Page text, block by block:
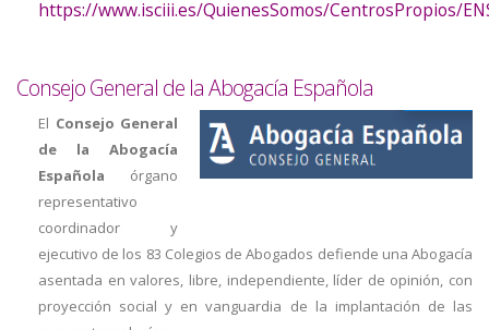
https://www.isciii.es/QuienesSomos/CentrosPropios/
Consejo General de la Abogacía Española
El Consejo General
de la Abogacía
Española órgano
representativo
coordinador y
ejecutivo de los 83 Colegios de Abogados defiende una Abogacía
asentada en valores, libre, independiente, líder de opinión, con
proyección social y en vanguardia de la implantación de las